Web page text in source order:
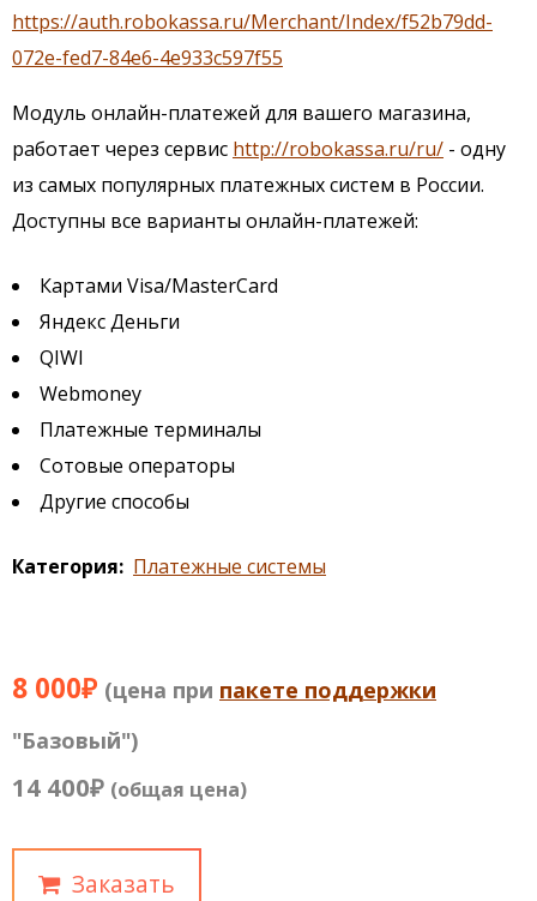
https://auth.robokassa.ru/Merchant/Index/f52b79dd-
072e-fed7-84e6-4e933c597f55
Модуль онлайн-платежей для вашего магазина,
работает через сервис http://robokassa.ru/ru/ - одну
из самых популярных платежных систем в России.
Доступны все варианты онлайн-платежей:
Картами Visa/MasterCard
Яндекс Деньги
QIWI
Webmoney
Платежные терминалы
Сотовые операторы
Другие способы
Категория Платежные системы
8 000₽ (цена при пакете поддержки
"Базовый")
14 400₽ (общая цена)
Заказать